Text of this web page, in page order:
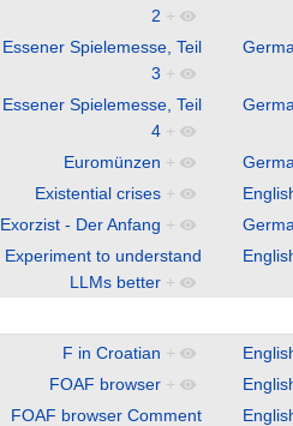
2 +
Essener Spielemesse, Teil
3 +
Essener Spielemesse, Teil
4 +
Euromünzen +
Existential crises +
Exorzist - Der Anfang +
Experiment to understand
LLMs better +
F in Croatian +
FOAF browser +
FOAF browser Comment